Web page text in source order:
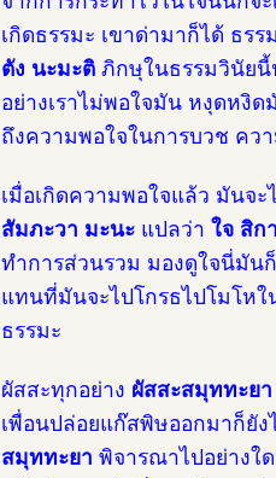
เกิดธรรมะ เขาด่ามาก็ได้ ธร
ตัง นะมะติ ภิกษุในธรรมวินัยนี้
อย่างเราไม่พอใจมัน หงุดหงิ
ถึงความพอใจในการบวช ค
เมื่อเกิดความพอใจแล้ว มันจ
สัมภะวา มะนะ แปลว่า ใจ สิก
ทำการส่วนรวม มองดูใจนี่มัน
แทนที่มันจะไปโกรธไปโมโหใ
ธรรมะ
ผัสสะทุกอย่าง ผัสสะสมุททะยา
เพื่อนปล่อยแก๊สพิษออกมาก็ยัง
สมุททะยา พิจารณาไปอย่างใ